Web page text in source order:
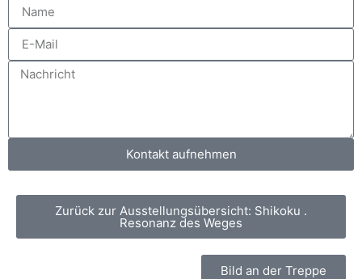
Kontakt aufnehmen
Zurück zur Ausstellungsübersicht: Shikoku .
Resonanz des Weges
Bild an der Treppe